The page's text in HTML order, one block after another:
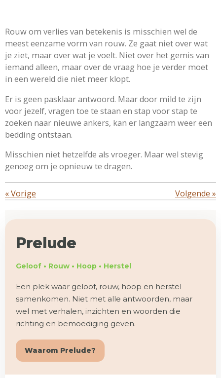
Rouw om verlies van betekenis is misschien wel de
meest eenzame vorm van rouw. Ze gaat niet over wat
je ziet, maar over wat je voelt. Niet over het gemis van
iemand alleen, maar over de vraag hoe je verder moet
in een wereld die niet meer klopt.
Er is geen pasklaar antwoord. Maar door mild te zijn
voor jezelf, vragen toe te staan en stap voor stap te
zoeken naar nieuwe ankers, kan er langzaam weer een
bedding ontstaan.
Misschien niet hetzelfde als vroeger. Maar wel stevig
genoeg om je opnieuw te dragen.
«Vorige Volgende »
Prelude
Geloof • Rouw • Hoop • Herstel
Een plek waar geloof, rouw, hoop en herstel
samenkomen. Niet met alle antwoorden, maar
wel met verhalen, inzichten en woorden die
richting en bemoediging geven.
Waarom Prelude?